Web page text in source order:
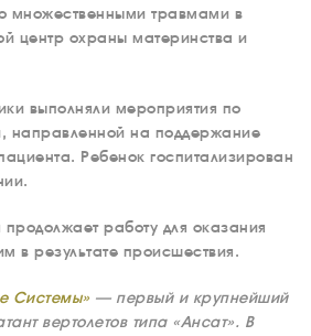
множественными травмами в
центр охраны материнства и
выполняли мероприятия по
направленной на поддержание
Ребенок госпитализирован
работу для оказания
в результате происшествия.
Системы» — первый и крупнейший
вертолетов типа «Ансат». В